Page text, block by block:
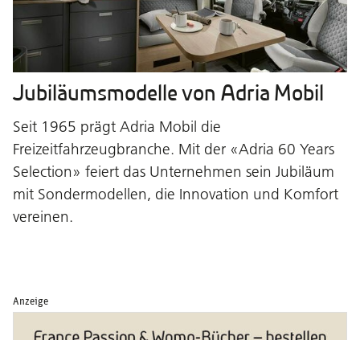
Jubiläumsmodelle von Adria Mobil
Seit 1965 prägt Adria Mobil die
Freizeitfahrzeugbranche. Mit der «Adria 60 Years
Selection» feiert das Unternehmen sein Jubiläum
mit Sondermodellen, die Innovation und Komfort
vereinen.
Anzeige